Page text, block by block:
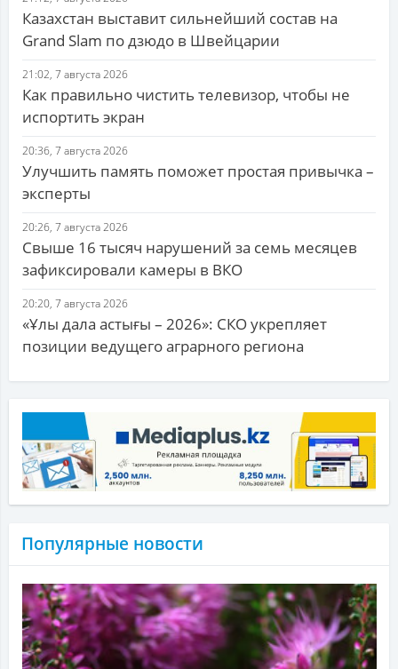
Казахстан выставит сильнейший состав на
Grand Slam по дзюдо в Швейцарии
21:02, 7 августа 2026
Как правильно чистить телевизор, чтобы не
испортить экран
20:36, 7 августа 2026
Улучшить память поможет простая привычка –
эксперты
20:26, 7 августа 2026
Свыше 16 тысяч нарушений за семь месяцев
зафиксировали камеры в ВКО
20:20, 7 августа 2026
«Ұлы дала астығы – 2026»: СКО укрепляет
позиции ведущего аграрного региона
Популярные новости